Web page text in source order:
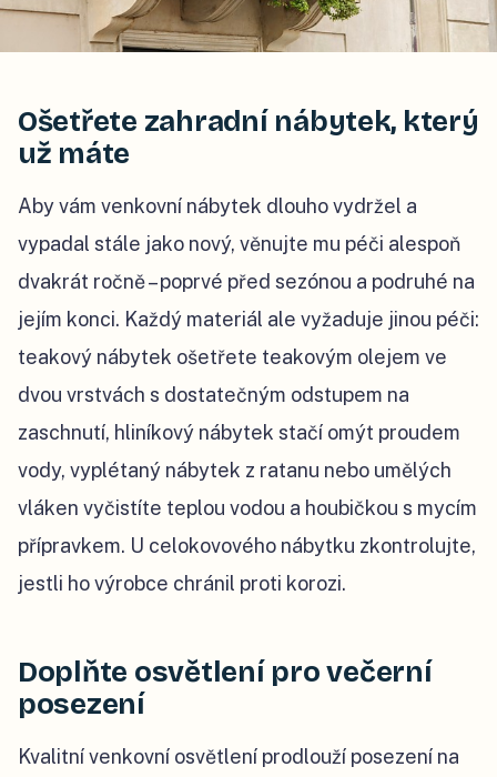
Ošetřete zahradní nábytek, který
už máte
Aby vám venkovní nábytek dlouho vydržel a
vypadal stále jako nový, věnujte mu péči alespoň
dvakrát ročně – poprvé před sezónou a podruhé na
jejím konci. Každý materiál ale vyžaduje jinou péči:
teakový nábytek ošetřete teakovým olejem ve
dvou vrstvách s dostatečným odstupem na
zaschnutí, hliníkový nábytek stačí omýt proudem
vody, vyplétaný nábytek z ratanu nebo umělých
vláken vyčistíte teplou vodou a houbičkou s mycím
přípravkem. U celokovového nábytku zkontrolujte,
jestli ho výrobce chránil proti korozi.
Doplňte osvětlení pro večerní
posezení
Kvalitní venkovní osvětlení prodlouží posezení na